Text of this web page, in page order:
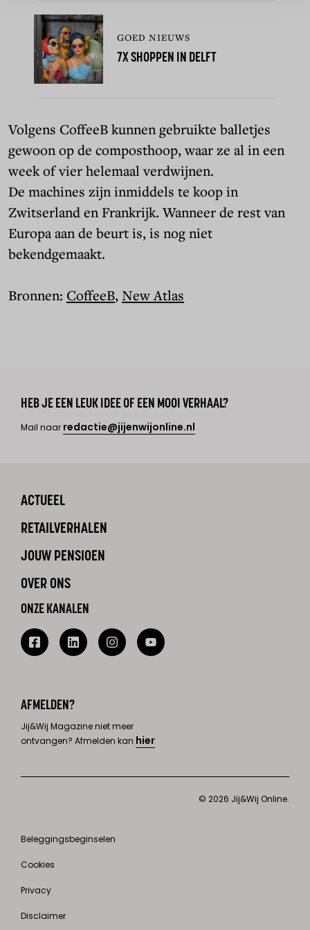
GOED NIEUWS
7X SHOPPEN IN DELFT
Volgens CoffeeB kunnen gebruikte balletjes
gewoon op de composthoop, waar ze al in een
week of vier helemaal verdwijnen.
De machines zijn inmiddels te koop in
Zwitserland en Frankrijk. Wanneer de rest van
Europa aan de beurt is, is nog niet
bekendgemaakt.
Bronnen: CoffeeB, New Atlas
HEB JE EEN LEUK IDEE OF EEN MOOI VERHAAL?
Mail naar redactie@jijenwijonline.nl
ACTUEEL
RETAILVERHALEN
JOUW PENSIOEN
OVER ONS
ONZE KANALEN
AFMELDEN?
Jij&Wij Magazine niet meer
ontvangen? Afmelden kan hier
© 2026 Jij&Wij Online.
Beleggingsbeginselen
Cookies
Privacy
Disclaimer